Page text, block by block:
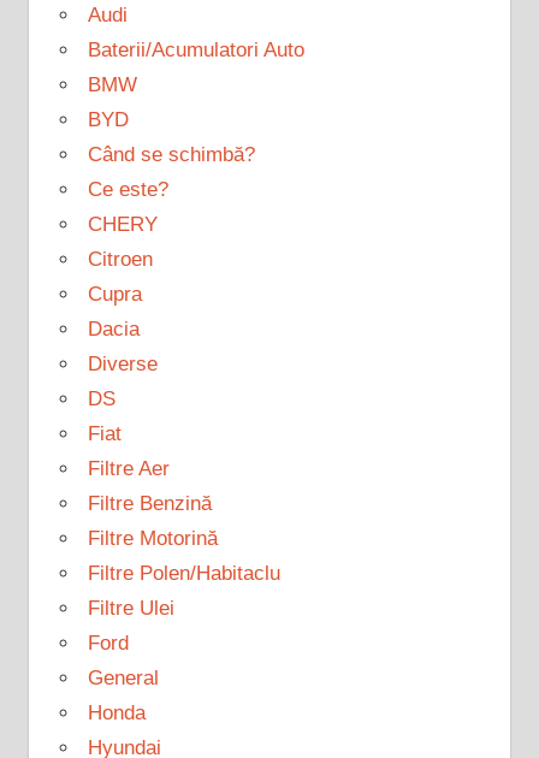
Audi
Baterii/Acumulatori Auto
BMW
BYD
Când se schimbă?
Ce este?
CHERY
Citroen
Cupra
Dacia
Diverse
DS
Fiat
Filtre Aer
Filtre Benzină
Filtre Motorină
Filtre Polen/Habitaclu
Filtre Ulei
Ford
General
Honda
Hyundai